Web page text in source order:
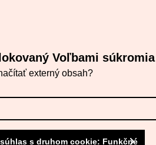
Voľbami súkromia
externý obsah?
s druhom cookie: Funkčné